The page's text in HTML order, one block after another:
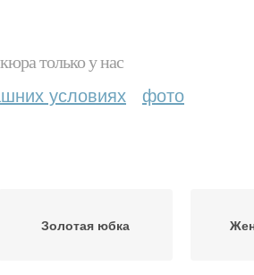
только у нас
условиях фото
Золотая юбка